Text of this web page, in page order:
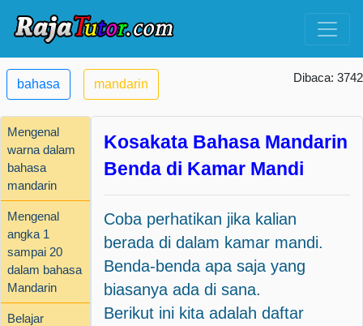
bahasa mandarin Dibaca: 3742
Mengenal
warna dalam
bahasa
mandarin
Mengenal
angka 1
sampai 20
dalam bahasa
Mandarin
Belajar
Kosakata Bahasa Mandarin
Benda di Kamar Mandi
Coba perhatikan jika kalian
berada di dalam kamar mandi.
Benda-benda apa saja yang
biasanya ada di sana.
Berikut ini kita adalah daftar